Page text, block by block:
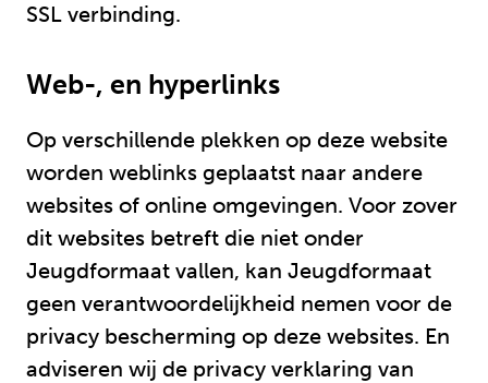
SSL verbinding.
Web-, en hyperlinks
Op verschillende plekken op deze website
worden weblinks geplaatst naar andere
websites of online omgevingen. Voor zover
dit websites betreft die niet onder
Jeugdformaat vallen, kan Jeugdformaat
geen verantwoordelijkheid nemen voor de
privacy bescherming op deze websites. En
adviseren wij de privacy verklaring van